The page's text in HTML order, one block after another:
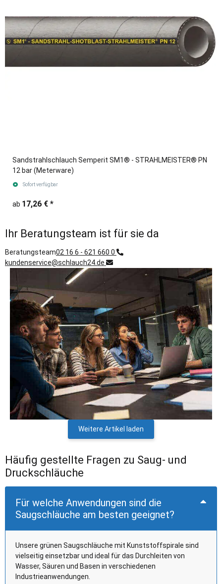
Sandstrahlschlauch Semperit SM1® - STRAHLMEISTER® PN
12 bar (Meterware)
Sofort verfügbar
ab 17,26 € *
Ihr Beratungsteam ist für sie da
Beratungsteam02 16 6 - 621 660 0
kundenservice@schlauch24.de
Weitere Artikel laden
Häufig gestellte Fragen zu Saug- und
Druckschläuche
Für welche Anwendungen sind die
Saugschläuche am besten geeignet?
Unsere grünen Saugschläuche mit Kunststoffspirale sind
vielseitig einsetzbar und ideal für das Durchleiten von
Wasser, Säuren und Basen in verschiedenen
Industrieanwendungen.